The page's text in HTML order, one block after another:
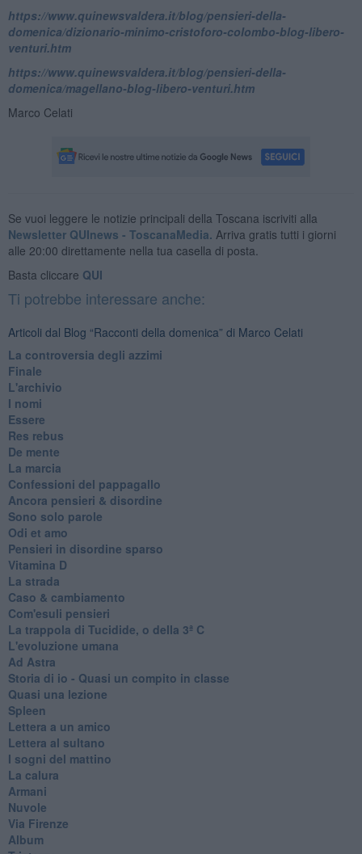
https://www.quinewsvaldera.it/blog/pensieri-della-
domenica/dizionario-minimo-cristoforo-colombo-blog-libero-
venturi.htm
https://www.quinewsvaldera.it/blog/pensieri-della-
domenica/magellano-blog-libero-venturi.htm
Marco Celati
Se vuoi leggere le notizie principali della Toscana iscriviti alla
Newsletter QUInews - ToscanaMedia. Arriva gratis tutti i giorni
alle 20:00 direttamente nella tua casella di posta.
Basta cliccare QUI
Ti potrebbe interessare anche:
Articoli dal Blog “Racconti della domenica” di Marco Celati
La controversia degli azzimi
Finale
L'archivio
I nomi
Essere
Res rebus
De mente
La marcia
Confessioni del pappagallo
Ancora pensieri & disordine
Sono solo parole
Odi et amo
Pensieri in disordine sparso
Vitamina D
La strada
Caso & cambiamento
Com'esuli pensieri
La trappola di Tucidide, o della 3ª C
L'evoluzione umana
Ad Astra
Storia di io - Quasi un compito in classe
Quasi una lezione
Spleen
Lettera a un amico
Lettera al sultano
I sogni del mattino
La calura
Armani
Nuvole
Via Firenze
Album